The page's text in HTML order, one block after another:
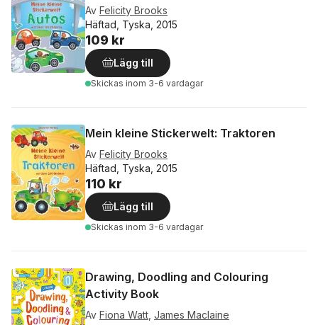
Av Felicity Brooks
Häftad, Tyska, 2015
109 kr
Lägg till
Skickas inom 3-6 vardagar
Mein kleine Stickerwelt: Traktoren
Av Felicity Brooks
Häftad, Tyska, 2015
110 kr
Lägg till
Skickas inom 3-6 vardagar
Drawing, Doodling and Colouring
Activity Book
Av Fiona Watt James Maclaine